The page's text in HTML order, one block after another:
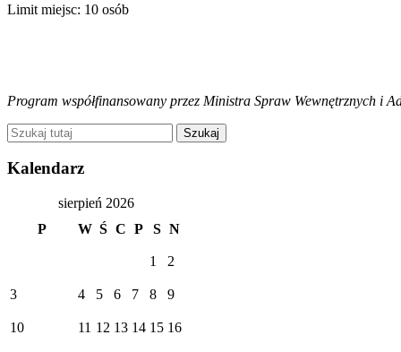
Limit miejsc: 10 osób
Program współfinansowany przez Ministra Spraw Wewnętrznych
Kalendarz
sierpień 2026
P
W Ś C P S N
1 2
3 4 5 6 7 8 9
10 11 12 13 14 15 16